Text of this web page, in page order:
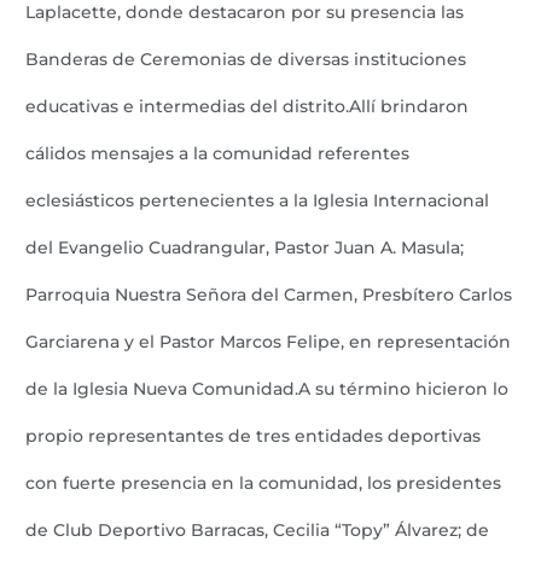
Laplacette, donde destacaron por su presencia las
Banderas de Ceremonias de diversas instituciones
educativas e intermedias del distrito.Allí brindaron
cálidos mensajes a la comunidad referentes
eclesiásticos pertenecientes a la Iglesia Internacional
del Evangelio Cuadrangular, Pastor Juan A. Masula;
Parroquia Nuestra Señora del Carmen, Presbítero Carlos
Garciarena y el Pastor Marcos Felipe, en representación
de la Iglesia Nueva Comunidad.A su término hicieron lo
propio representantes de tres entidades deportivas
con fuerte presencia en la comunidad, los presidentes
de Club Deportivo Barracas, Cecilia “Topy” Álvarez; de